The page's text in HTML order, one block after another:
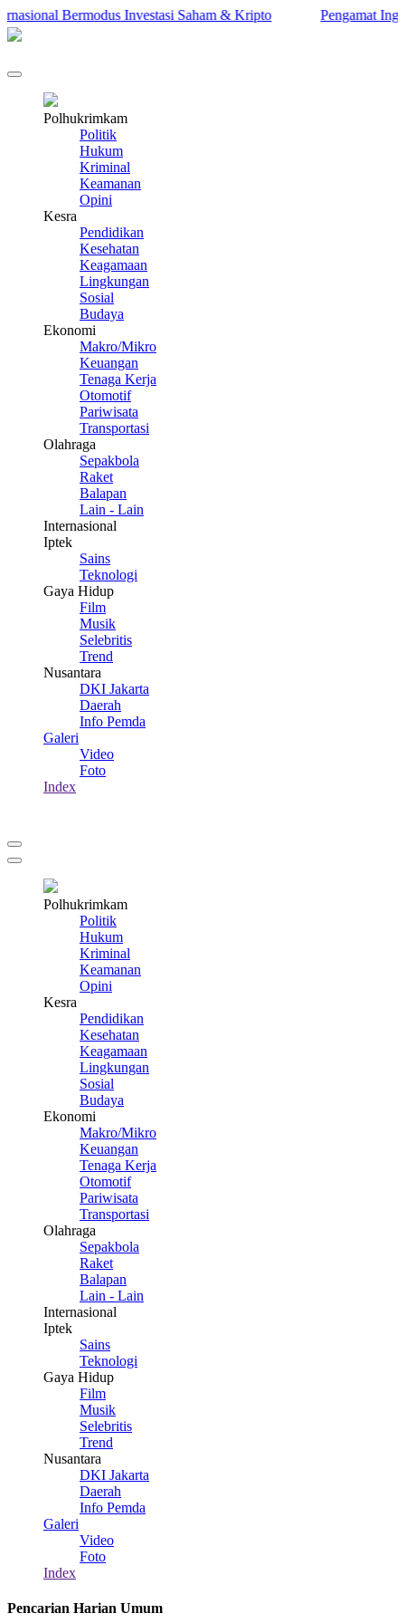
Bermodus Investasi Saham & Kripto Pengamat
Polhukrimkam
Politik
Hukum
Kriminal
Keamanan
Opini
Kesra
Pendidikan
Kesehatan
Keagamaan
Lingkungan
Sosial
Budaya
Ekonomi
Makro/Mikro
Keuangan
Tenaga Kerja
Otomotif
Pariwisata
Transportasi
Olahraga
Sepakbola
Raket
Balapan
Lain - Lain
Internasional
Iptek
Sains
Teknologi
Gaya Hidup
Film
Musik
Selebritis
Trend
Nusantara
DKI Jakarta
Daerah
Info Pemda
Galeri
Video
Foto
Index
Polhukrimkam
Politik
Hukum
Kriminal
Keamanan
Opini
Kesra
Pendidikan
Kesehatan
Keagamaan
Lingkungan
Sosial
Budaya
Ekonomi
Makro/Mikro
Keuangan
Tenaga Kerja
Otomotif
Pariwisata
Transportasi
Olahraga
Sepakbola
Raket
Balapan
Lain - Lain
Internasional
Iptek
Sains
Teknologi
Gaya Hidup
Film
Musik
Selebritis
Trend
Nusantara
DKI Jakarta
Daerah
Info Pemda
Galeri
Video
Foto
Index
Pencarian Harian Umum